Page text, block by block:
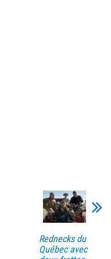
Rednecks du
Québec avec